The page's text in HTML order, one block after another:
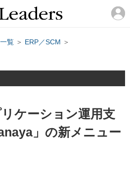
覧 ＞ ERP／SCM ＞
ケーション運用支
」の新メニュー